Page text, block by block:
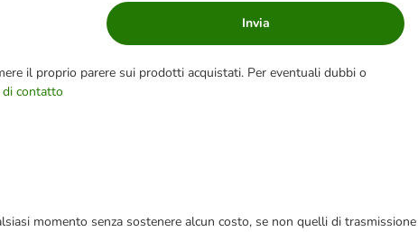
Invia
il proprio parere sui prodotti acquistati. Per eventuali dubbi o
contatto
momento senza sostenere alcun costo, se non quelli di trasmissione